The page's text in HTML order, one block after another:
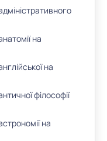
на
на
філософії
на